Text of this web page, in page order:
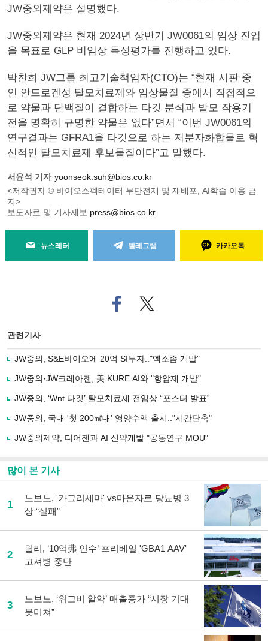
JW중외제약은 설명했다.
JW중외제약은 현재 2024년 상반기 JW0061의 임상 진입
을 목표로 GLP 비임상 독성평가를 진행하고 있다.
박찬희 JW그룹 최고기술책임자(CTO)는 “현재 시판 중
인 안드로겐성 탈모치료제와 임상물질 중에서 직접적으
로 약물과 단백질이 결합하는 타깃 분석과 발모 작용기
전을 명확히 규명한 약물은 없다”면서 “이번 JW0061의
연구결과는 GFRA1을 타깃으로 하는 저분자화합물로 혁
신적인 탈모치료제 후보물질이다”고 말했다.
서윤석 기자 yoonseok.suh@bios.co.kr
<저작권자 © 바이오스펙테이터 무단전재 및 재배포, AI학습 이용 금
지>
보도자료 및 기사제보 press@bios.co.kr
뉴스레터 텔레그램 카카오톡
페
이
로
기
사
유
기
트위
터로
관련기사
JW중외, S&E바이오에 20억 SI투자.."엑소좀 개발"
JW중외·JW크레아젠, 美 KURE.AI와 "항암제 개발"
JW중외, ‘Wnt 타깃’ 탈모치료제 전임상 “포스터 발표”
JW중외, 국내 '첫 200㎖대' 영양수액 출시.."시간단축"
JW중외제약, 디어젠과 AI 신약개발 "공동연구 MOU"
많이 본 기사
1
노보노, '카그리세마' vs마운자로 당뇨병 3
상 “실패”
2
릴리, ‘10억弗 인수’ 프리베일 'GBA1 AAV'
고셔병 중단
3
노보노, ‘위고비 알약’ 매출증가 “시장 기대
못미쳐”